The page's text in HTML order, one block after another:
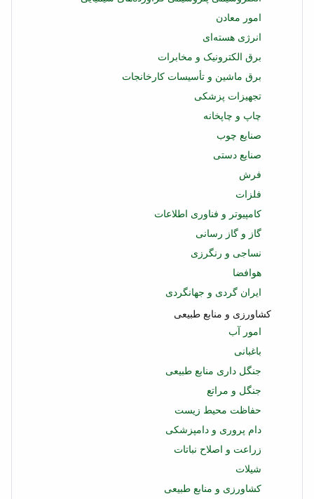
امور معادن
انرژی هسته‌ای
برق الکترونیک و مخابرات
برق ماشین و تأسیسات کارخانجات
تجهیزات پزشکی
چاپ و چاپخانه
صنایع چوب
صنایع دستی
فرش
فلزات
کامپیوتر و فناوری اطلاعات
گاز و گاز رسانی
نساجی و رنگرزی
هوافضا
ایران گردی و جهانگردی
کشاورزی و منابع طبیعی
امور آب
باغبانی
جنگل داری منابع طبیعی
جنگل و مراتع
حفاظت محیط زیست
دام پروری و دامپزشکی
زراعت و اصلاح نباتات
شیلات
کشاورزی و منابع طبیعی